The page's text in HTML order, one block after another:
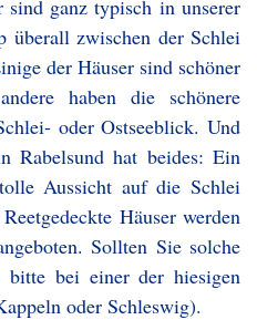
sind ganz typisch in unserer
zwischen der Schlei
der Häuser sind schöner
haben die schönere
oder Ostseeblick. Und
Rabelsund hat beides: Ein
Aussicht auf die Schlei
Häuser werden
Sollten Sie solche
bitte bei einer der hiesigen
oder Schleswig).